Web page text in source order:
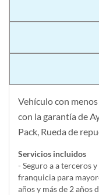
Vehículo con
con la garantía de
Pack, Rueda de
Servicios incluidos
- Seguro a a terceros
franquicia para
años y más de 2 años